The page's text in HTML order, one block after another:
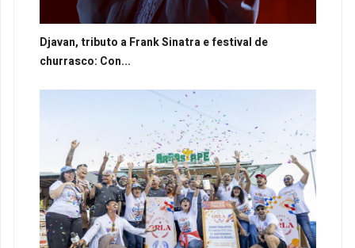
Djavan, tributo a Frank Sinatra e festival de
churrasco: Con...